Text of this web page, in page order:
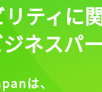
ティに
ネスパ
は、